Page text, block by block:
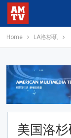
Home LA洛杉矶
美国洛